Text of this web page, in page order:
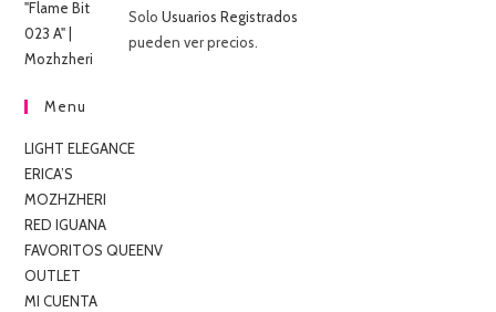
Valorado
5.00
5
SoloUsuarios Registrados
pueden ver precios.
Menu
LIGHT ELEGANCE
ERICA’S
MOZHZHERI
RED IGUANA
FAVORITOS QUEENV
OUTLET
MI CUENTA